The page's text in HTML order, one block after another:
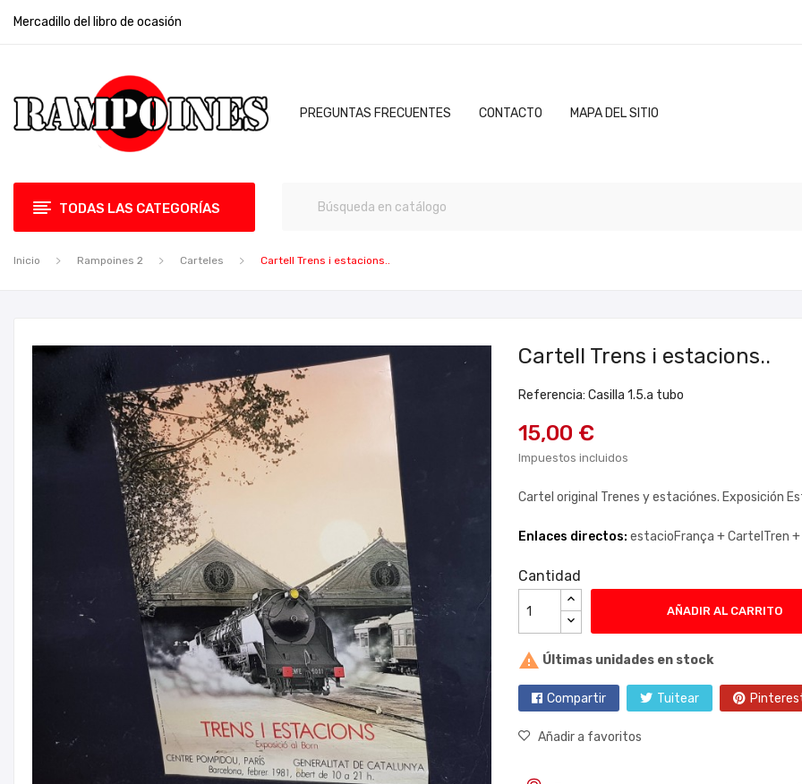
Mercadillo del libro de ocasión
PREGUNTAS FRECUENTES CONTACTO MAPA DEL SITIO
TODAS LAS CATEGORÍAS
Inicio Rampoines 2 Carteles Cartell Trens i estacions..
Cartell Trens i estacions..
Referencia: Casilla 1.5.a tubo
15,00 €
Impuestos incluidos
Cartel original Trenes y estaciónes. Exposición
Enlaces directos: estacioFrança +CartelTren +
Cantidad
AÑADIR AL CARRITO
 Últimas unidades en stock
Compartir Tuitear
Añadir a favoritos